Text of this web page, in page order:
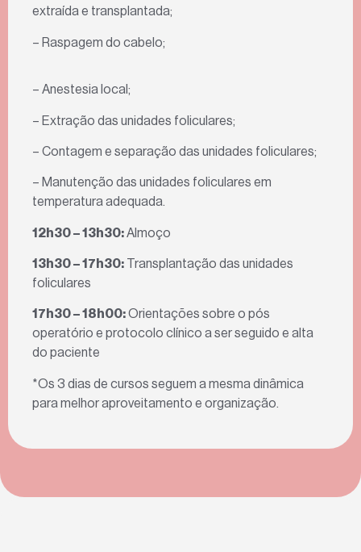
extraída e transplantada;
– Raspagem do cabelo;
– Anestesia local;
– Extração das unidades foliculares;
– Contagem e separação das unidades foliculares;
– Manutenção das unidades foliculares em
temperatura adequada.
12h30 – 13h30:Almoço
13h30 – 17h30: Transplantação das unidades
foliculares
17h30 – 18h00:Orientações sobre o pós
operatório e protocolo clínico a ser seguido e alta
do paciente
*Os 3 dias de cursos seguem a mesma dinâmica
para melhor aproveitamento e organização.